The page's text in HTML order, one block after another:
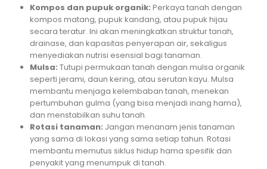
Kompos dan pupuk organik: Perkaya tanah dengan
kompos matang, pupuk kandang, atau pupuk hijau
secara teratur. Ini akan meningkatkan struktur tanah,
drainase, dan kapasitas penyerapan air, sekaligus
menyediakan nutrisi esensial bagi tanaman.
Mulsa: Tutupi permukaan tanah dengan mulsa organik
seperti jerami, daun kering, atau serutan kayu. Mulsa
membantu menjaga kelembaban tanah, menekan
pertumbuhan gulma (yang bisa menjadi inang hama),
dan menstabilkan suhu tanah.
Rotasi tanaman: Jangan menanam jenis tanaman
yang sama di lokasi yang sama setiap tahun. Rotasi
membantu memutus siklus hidup hama spesifik dan
penyakit yang menumpuk di tanah.